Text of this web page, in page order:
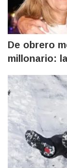
De obrero
millonario: